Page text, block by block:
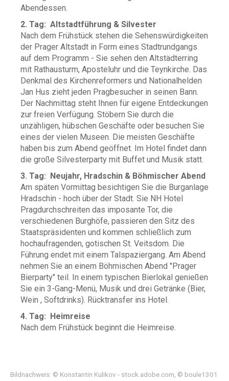
Abendessen.
2. Tag: Altstadtführung & Silvester
Nach dem Frühstück stehen die Sehenswürdigkeiten
der Prager Altstadt in Form eines Stadtrundgangs
auf dem Programm - Sie sehen den Altstädterring
mit Rathausturm, Aposteluhr und die Teynkirche. Das
Denkmal des Kirchenreformers und Nationalhelden
Jan Hus zieht jeden Pragbesucher in seinen Bann.
Der Nachmittag steht Ihnen für eigene Entdeckungen
zur freien Verfügung. Stöbern Sie durch die
unzähligen, hübschen Geschäfte oder besuchen Sie
eines der vielen Museen. Die meisten Geschäfte
haben bis zum Abend geöffnet. Im Hotel findet dann
die große Silvesterparty mit Buffet und Musik statt.
3. Tag: Neujahr, Hradschin & Böhmischer Abend
Am späten Vormittag besichtigen Sie die Burganlage
Hradschin - hoch über der Stadt. Sie NH Hotel
Pragdurchschreiten das imposante Tor, die
verschiedenen Burghöfe, passieren den Sitz des
Staatspräsidenten und kommen schließlich zum
hochaufragenden, gotischen St. Veitsdom. Die
Führung endet mit einem Talspaziergang. Am Abend
nehmen Sie an einem Böhmischen Abend "Prager
Bierparty" teil. In einem typischen Bierlokal genießen
Sie ein 3-Gang-Menü, Musik und drei Getränke (Bier,
Wein , Softdrinks). Rücktransfer ins Hotel.
4. Tag: Heimreise
Nach dem Frühstück beginnt die Heimreise.
Bildnachweis: © Konstantin Kulikov - stock.adobe.com, © boule1301